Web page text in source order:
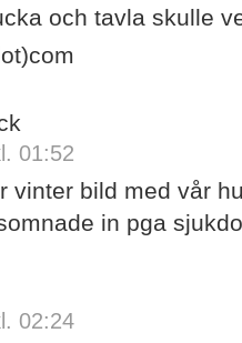
och tavla skulle
01:52
vinter bild med vår
in pga
02:24